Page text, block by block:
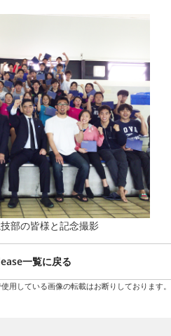
部の皆様と記念撮影
一覧に戻る
用している画像の転載はお断りしております。